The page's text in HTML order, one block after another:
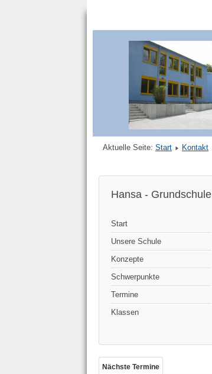
Aktuelle Seite: Start Kontakt
Hansa - Grundschule
Start
Unsere Schule
Konzepte
Schwerpunkte
Termine
Klassen
Nächste Termine